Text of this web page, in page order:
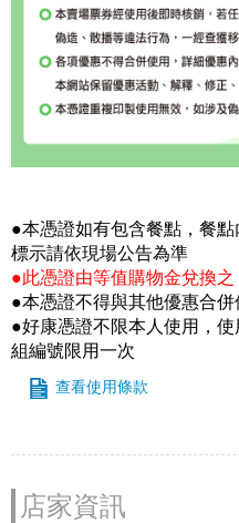
●本憑證如有包含餐點，餐
標示請依現場公告為準
●此憑證由等值購物金兌換之
●本憑證不得與其他優惠合
●好康憑證不限本人使用，
組編號限用一次
查看使用條款
店家資訊